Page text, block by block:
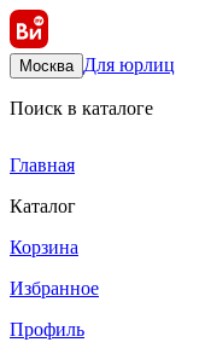
Москва Для юрлиц
Поиск в каталоге
Главная
Каталог
Корзина
Избранное
Профиль